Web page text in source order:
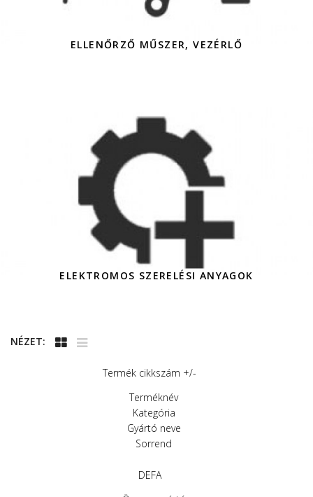
ELLENŐRZŐ MŰSZER, VEZÉRLŐ
ELEKTROMOS SZERELÉSI ANYAGOK
NÉZET:
Termék cikkszám +/-
Terméknév
Kategória
Gyártó neve
Sorrend
DEFA